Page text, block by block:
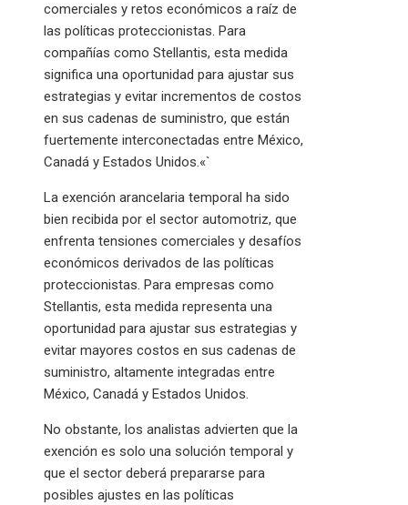
comerciales y retos económicos a raíz de
las políticas proteccionistas. Para
compañías como Stellantis, esta medida
significa una oportunidad para ajustar sus
estrategias y evitar incrementos de costos
en sus cadenas de suministro, que están
fuertemente interconectadas entre México,
Canadá y Estados Unidos.«`
La exención arancelaria temporal ha sido
bien recibida por el sector automotriz, que
enfrenta tensiones comerciales y desafíos
económicos derivados de las políticas
proteccionistas. Para empresas como
Stellantis, esta medida representa una
oportunidad para ajustar sus estrategias y
evitar mayores costos en sus cadenas de
suministro, altamente integradas entre
México, Canadá y Estados Unidos.
No obstante, los analistas advierten que la
exención es solo una solución temporal y
que el sector deberá prepararse para
posibles ajustes en las políticas